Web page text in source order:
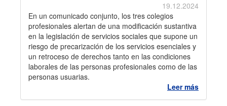
19.12.2024
En un comunicado conjunto, los tres colegios
profesionales alertan de una modificación sustantiva
en la legislación de servicios sociales que supone un
riesgo de precarización de los servicios esenciales y
un retroceso de derechos tanto en las condiciones
laborales de las personas profesionales como de las
personas usuarias.
Leer más